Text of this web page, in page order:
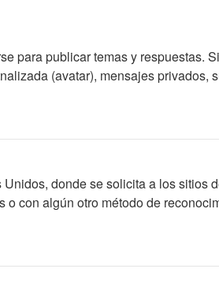
para publicar temas y respuestas.
(avatar), mensajes privados,
donde se solicita a los sitios
con algún otro método de